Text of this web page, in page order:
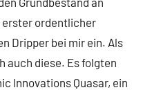
erster ordentlicher
Dripper bei mir ein. Als
auch diese. Es folgten
Innovations Quasar, ein